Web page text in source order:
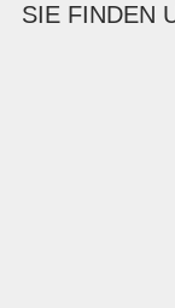
SIE FINDEN